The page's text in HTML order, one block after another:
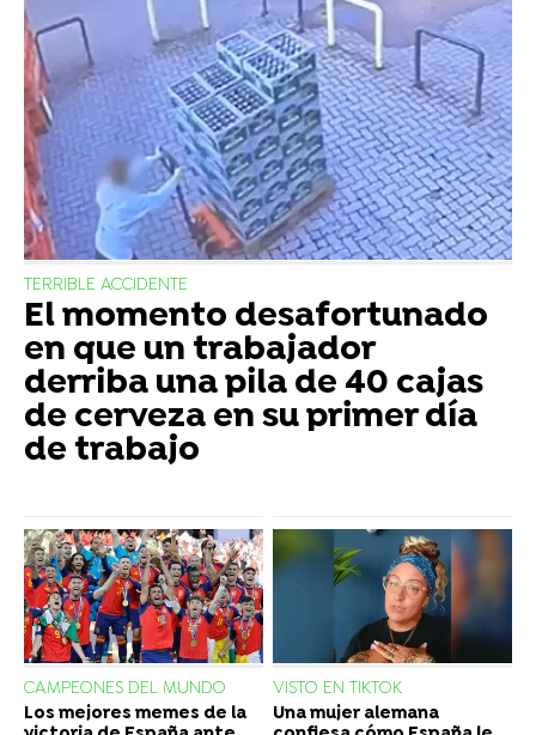
TERRIBLE ACCIDENTE
El momento desafortunado
en que un trabajador
derriba una pila de 40 cajas
de cerveza en su primer día
de trabajo
CAMPEONES DEL MUNDO
Los mejores memes de la
VISTO EN TIKTOK
Una mujer alemana